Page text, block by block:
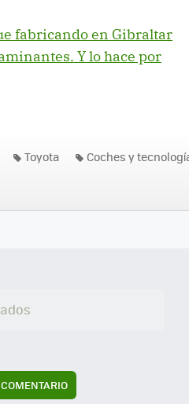
fabricando en Gibraltar
Y lo hace por
Toyota Coches y
COMENTARIO